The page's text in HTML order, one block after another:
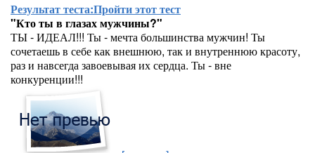
Результат теста:Пройти этот тест
"Кто ты в глазах мужчины?"
ТЫ - ИДЕАЛ!!! Ты - мечта большинства мужчин! Ты
сочетаешь в себе как внешнюю, так и внутреннюю красоту,
раз и навсегда завоевывая их сердца. Ты - вне
конкуренции!!!